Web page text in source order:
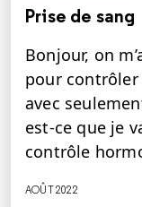
Prise de sang
Bonjour, on
pour
avec
est-ce que je
contrôle
AOÛT 2022